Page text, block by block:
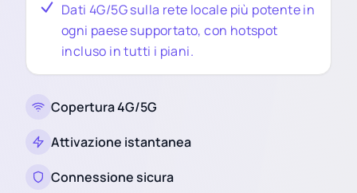
Dati 4G/5G sulla rete locale più potente in
ogni paese supportato, con hotspot
incluso in tutti i piani.
Copertura 4G/5G
Attivazione istantanea
Connessione sicura